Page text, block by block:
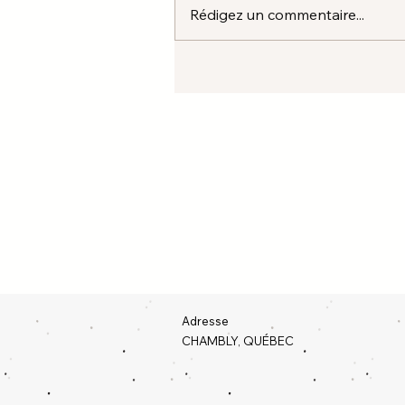
Rédigez un commentaire...
Adresse
CHAMBLY, QUÉBEC